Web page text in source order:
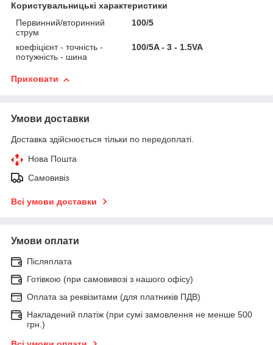
Користувальницькі характеристики
Первинний/вторинний
струм
100/5
коефіцієнт - точність -
потужність - шина
100/5A - 3 - 1.5VA
Приховати
Умови доставки
Доставка здійснюється тільки по передоплаті.
Нова Пошта
Самовивіз
Всі умови доставки
Умови оплати
Післяплата
Готівкою (при самовивозі з нашого офісу)
Оплата за реквізитами (для платників ПДВ)
Накладений платіж (при сумі замовлення не менше 500
грн.)